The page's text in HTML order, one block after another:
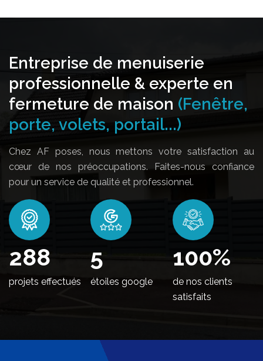
Entreprise de menuiserie
professionnelle & experte en
fermeture de maison (Fenêtre,
porte, volets, portail...)
Chez AF poses, nous mettons votre satisfaction au
cœur de nos préoccupations. Faites-nous confiance
pour un service de qualité et professionnel.
350
projets effectués
5
étoiles google
100%
de nos clients
satisfaits